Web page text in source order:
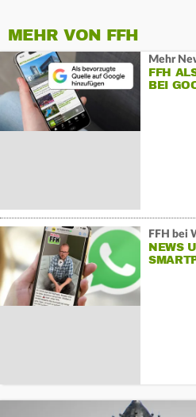
MEHR VON FFH
Mehr
FFH
BEI
FFH bei
NEWS